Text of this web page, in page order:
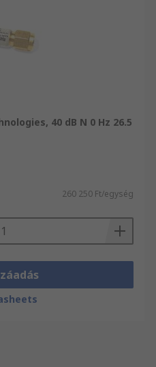
40 dB N 0 Hz 26.5
260 250 Ft/egység